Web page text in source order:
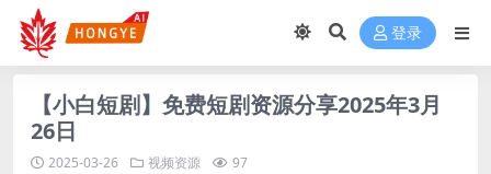
登录
【小白短剧】免费短剧资源分享2025年3月
26日
2025-03-26 视频资源 97